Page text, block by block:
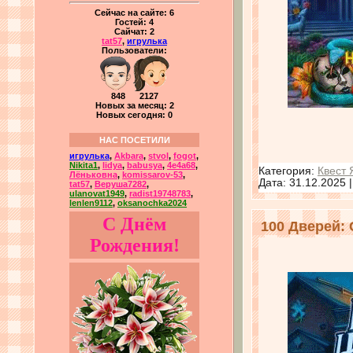
Сейчас на сайте: 6
Гостей: 4
Сайчат: 2
tat57, игрулька
Пользователи:
848 2127
Новых за месяц: 2
Новых сегодня: 0
НАС ПОСЕТИЛИ
игрулька, Akbara, stvol , fogot,
Nikita1, lidya, babusya, 4e4a68,
Лёньковна, komissarov-53,
tat57, Веруша7282,
ulanovat1949, radist19748783,
lenlen9112, oksanochka2024
С Днём
Рождения!
Категория: Квест
Дата: 31.12.2025
100 Дверей: